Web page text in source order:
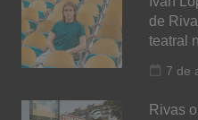
de
teatral
7 de
Rivas